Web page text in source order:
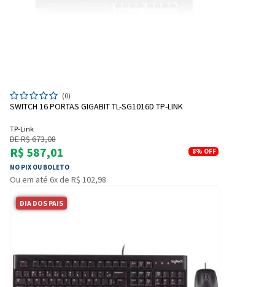
(0)
SWITCH 16 PORTAS GIGABIT TL-SG1016D TP-LINK
TP-Link
DE R$ 673,08
R$ 587,01
NO PIX OU BOLETO
8% OFF
Ou em até 6x de R$ 102,98
DIA DOS PAIS